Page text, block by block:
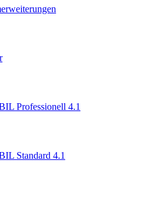
Professionell 4.1
Standard 4.1